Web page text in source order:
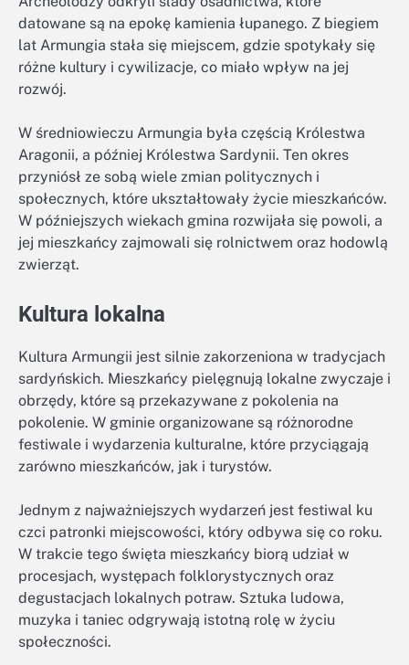
datowane są na epokę kamienia łupanego. Z biegiem
lat Armungia stała się miejscem, gdzie spotykały się
różne kultury i cywilizacje, co miało wpływ na jej
rozwój.
W średniowieczu Armungia była częścią Królestwa
Aragonii, a później Królestwa Sardynii. Ten okres
przyniósł ze sobą wiele zmian politycznych i
społecznych, które ukształtowały życie mieszkańców.
W późniejszych wiekach gmina rozwijała się powoli, a
jej mieszkańcy zajmowali się rolnictwem oraz hodowlą
zwierząt.
Kultura lokalna
Kultura Armungii jest silnie zakorzeniona w tradycjach
sardyńskich. Mieszkańcy pielęgnują lokalne zwyczaje i
obrzędy, które są przekazywane z pokolenia na
pokolenie. W gminie organizowane są różnorodne
festiwale i wydarzenia kulturalne, które przyciągają
zarówno mieszkańców, jak i turystów.
Jednym z najważniejszych wydarzeń jest festiwal ku
czci patronki miejscowości, który odbywa się co roku.
W trakcie tego święta mieszkańcy biorą udział w
procesjach, występach folklorystycznych oraz
degustacjach lokalnych potraw. Sztuka ludowa,
muzyka i taniec odgrywają istotną rolę w życiu
społeczności.